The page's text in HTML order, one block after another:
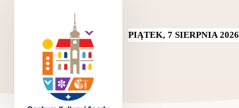
PIĄTEK, 7 SIERPNIA 2026